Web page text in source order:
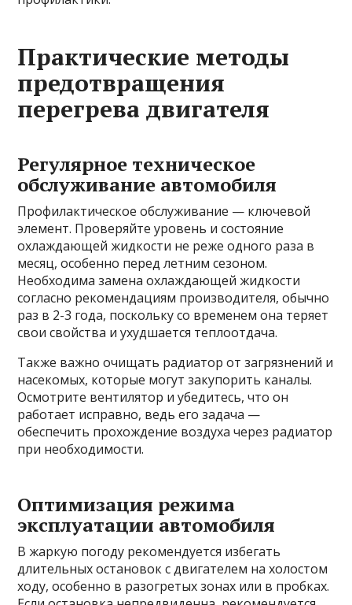
Практические методы
предотвращения
перегрева двигателя
Регулярное техническое
обслуживание автомобиля
Профилактическое обслуживание — ключевой
элемент. Проверяйте уровень и состояние
охлаждающей жидкости не реже одного раза в
месяц, особенно перед летним сезоном.
Необходима замена охлаждающей жидкости
согласно рекомендациям производителя, обычно
раз в 2-3 года, поскольку со временем она теряет
свои свойства и ухудшается теплоотдача.
Также важно очищать радиатор от загрязнений и
насекомых, которые могут закупорить каналы.
Осмотрите вентилятор и убедитесь, что он
работает исправно, ведь его задача —
обеспечить прохождение воздуха через радиатор
при необходимости.
Оптимизация режима
эксплуатации автомобиля
В жаркую погоду рекомендуется избегать
длительных остановок с двигателем на холостом
ходу, особенно в разогретых зонах или в пробках.